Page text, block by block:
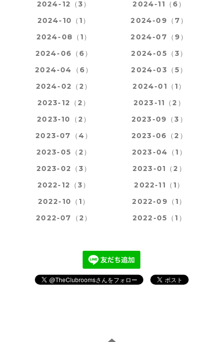
2024-12（3）
2024-11（6）
2024-10（1）
2024-09（7）
2024-08（1）
2024-07（9）
2024-06（6）
2024-05（3）
2024-04（6）
2024-03（5）
2024-02（2）
2024-01（1）
2023-12（2）
2023-11（2）
2023-10（2）
2023-09（3）
2023-07（4）
2023-06（2）
2023-05（2）
2023-04（1）
2023-02（3）
2023-01（2）
2022-12（3）
2022-11（1）
2022-10（1）
2022-09（1）
2022-07（2）
2022-05（1）